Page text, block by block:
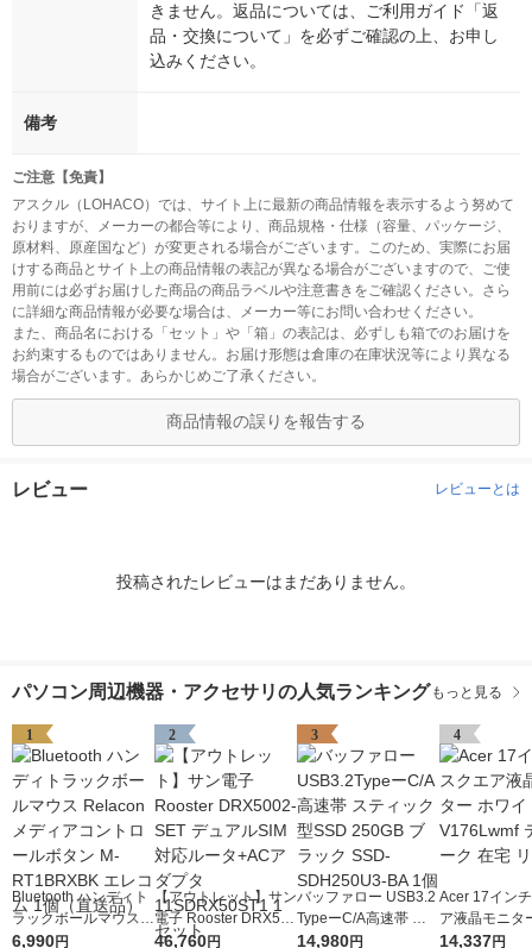
きません。返品については、ご利用ガイド「返
品・交換について」を必ずご確認の上、お申し
込みください。
備考
ご注意【免責】
アスクル（LOHACO）では、サイト上に最新の商品情報を表示するよう努めて
おりますが、メーカーの都合等により、商品規格・仕様（容量、パッケージ、
原材料、原産国など）が変更される場合がございます。このため、実際にお届
けする商品とサイト上の商品情報の表記が異なる場合がございますので、ご使
用前には必ずお届けした商品の商品ラベルや注意書きをご確認ください。さら
に詳細な商品情報が必要な場合は、メーカー等にお問い合わせください。
また、商品名における「セット」や「箱」の表記は、必ずしも箱でのお届けを
お約束するものではありません。お届け形態は倉庫の在庫状況等により異なる
場合がございます。あらかじめご了承ください。
商品情報の誤りを報告する
レビュー レビューとは
投稿されたレビューはまだありません。
パソコン周辺機器・アクセサリの人気ランキング もっと見る
1
Bluetooth ハンディト
ラックボールマウス R
elacon メディアコン
6,990円
2
【アウトレット】サン
電子 Rooster DRX500
2-SET デュアルSIM対
46,760円
3
バッファロー USB3.2
TypeーC/A高速帯 ス
ティック型SSD 250G
14,980円
4
Acer 17イン
ア液晶モニタ
イト
14,337円